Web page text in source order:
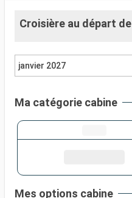
Croisière au départ de
janvier 2027
Ma catégorie cabine
Mes options cabine